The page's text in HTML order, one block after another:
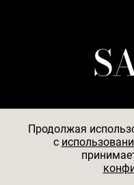
АО «БКМ», ОГРН
Продолжая
c